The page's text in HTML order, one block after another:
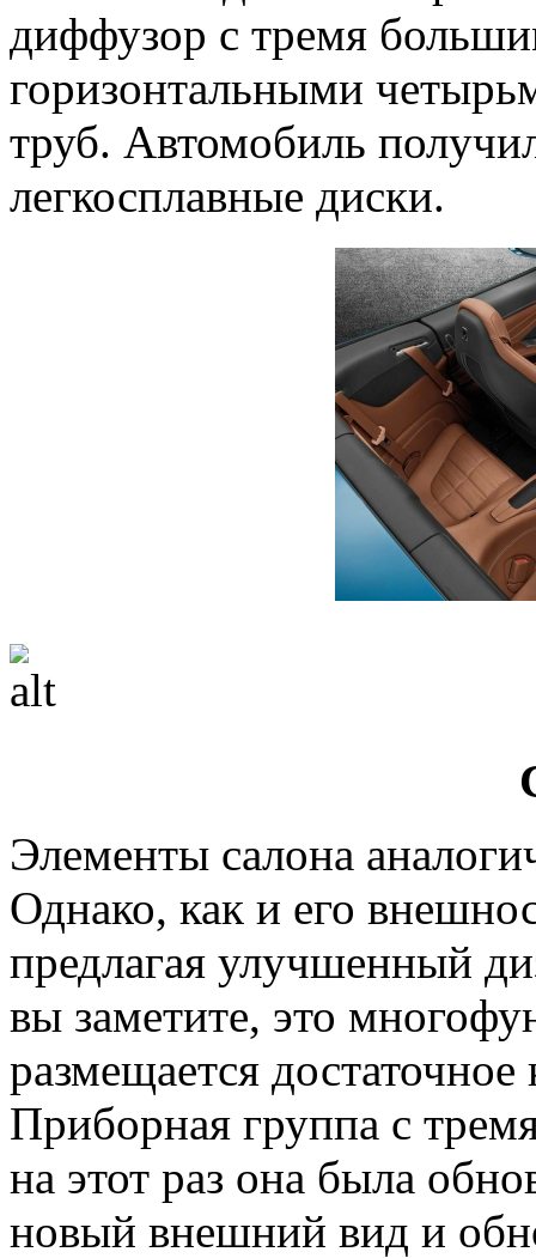
диффузор с тремя
горизонтальными
труб. Автомобиль
легкосплавные диски.
Элементы салона
Однако, как и его
предлагая улучшенный
вы заметите, это
размещается
Приборная группа с
на этот раз она была
новый внешний вид и